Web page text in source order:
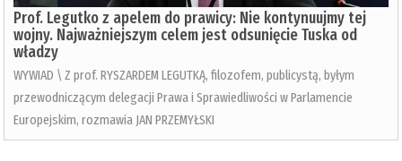
Prof. Legutko z apelem do prawicy: Nie kontynuujmy tej
wojny. Najważniejszym celem jest odsunięcie Tuska od
władzy
WYWIAD \ Z prof. RYSZARDEM LEGUTKĄ, filozofem, publicystą, byłym
przewodniczącym delegacji Prawa i Sprawiedliwości w Parlamencie
Europejskim, rozmawia JAN PRZEMYŁSKI